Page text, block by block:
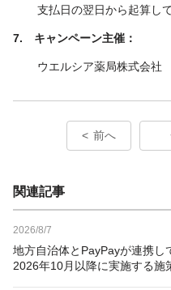
支払日の翌日から起算し
7. キャンペーン主催：
ウエルシア薬局株式会社
前へ
関連記事
2026/8/7
地方自治体とPayPayが連携し
2026年10月以降に実施する施